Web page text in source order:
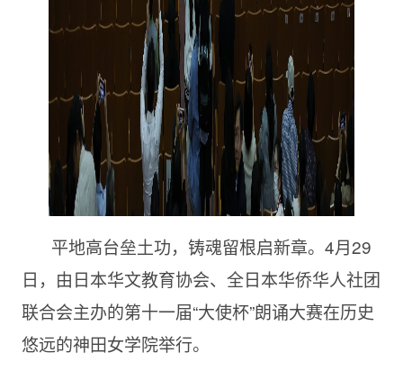
平地高台垒土功，铸魂留根启新章。4月29
日，由日本华文教育协会、全日本华侨华人社团
联合会主办的第十一届“大使杯”朗诵大赛在历史
悠远的神田女学院举行。